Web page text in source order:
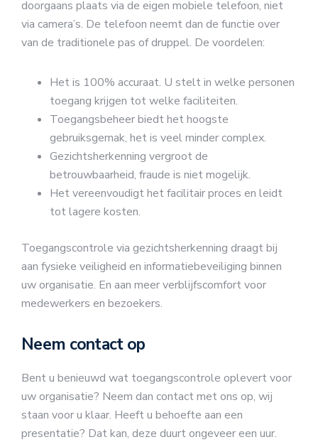
doorgaans plaats via de eigen mobiele telefoon, niet
via camera’s. De telefoon neemt dan de functie over
van de traditionele pas of druppel. De voordelen:
Het is 100% accuraat. U stelt in welke personen
toegang krijgen tot welke faciliteiten.
Toegangsbeheer biedt het hoogste
gebruiksgemak, het is veel minder complex.
Gezichtsherkenning vergroot de
betrouwbaarheid, fraude is niet mogelijk.
Het vereenvoudigt het facilitair proces en leidt
tot lagere kosten.
Toegangscontrole via gezichtsherkenning draagt bij
aan fysieke veiligheid en informatiebeveiliging binnen
uw organisatie. En aan meer verblijfscomfort voor
medewerkers en bezoekers.
Neem contact op
Bent u benieuwd wat toegangscontrole oplevert voor
uw organisatie? Neem dan contact met ons op, wij
staan voor u klaar. Heeft u behoefte aan een
presentatie? Dat kan, deze duurt ongeveer een uur.